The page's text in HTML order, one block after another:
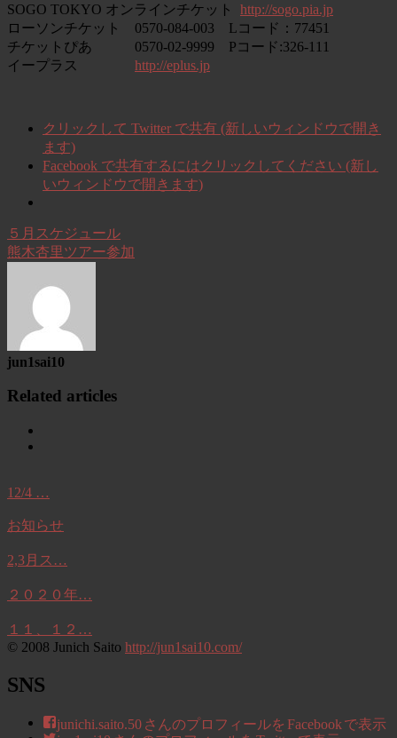
SOGO TOKYO オンラインチケット http://sogo.pia.jp
ローソンチケット 0570-084-003 Lコード：77451
チケットぴあ 0570-02-9999 Pコード:326-111
イープラス http://eplus.jp
クリックして Twitter で共有 (新しいウィンドウで開き
ます)
Facebook で共有するにはクリックしてください (新し
いウィンドウで開きます)
５月スケジュール
熊木杏里ツアー参加
jun1sai10
Related articles
12/4 …
お知らせ
2,3月ス…
２０２０年…
１１、１２…
© 2008 Junich Saito http://jun1sai10.com/
SNS
junichi.saito.50 さんのプロフィールを Facebook で表示